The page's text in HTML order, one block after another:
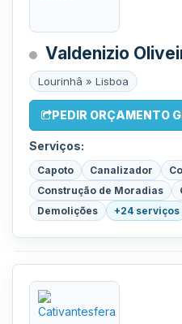
Valdenizio
Lourinhâ » Lisboa
PEDIR ORÇAMENTO
Serviços:
Capoto Canalizador
Construção de Moradias
Demolições
+24 serviços